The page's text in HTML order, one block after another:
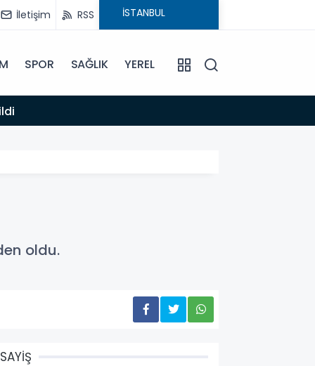
İletişim RSS
SPOR SAĞLIK YEREL
oldu.